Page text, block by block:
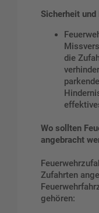
Sicherheit und
die
Wo sollten
angebracht
Zufahrten
gehören: